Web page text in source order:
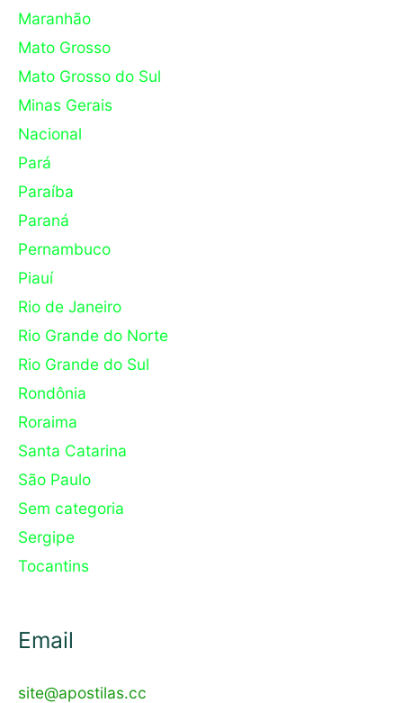
Maranhão
Mato Grosso
Mato Grosso do Sul
Minas Gerais
Nacional
Pará
Paraíba
Paraná
Pernambuco
Piauí
Rio de Janeiro
Rio Grande do Norte
Rio Grande do Sul
Rondônia
Roraima
Santa Catarina
São Paulo
Sem categoria
Sergipe
Tocantins
Email
site@apostilas.cc